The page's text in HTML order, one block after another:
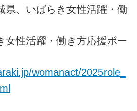
いばらき女性活躍・働
性活躍・働き方応援ポー
womanact/2025role_